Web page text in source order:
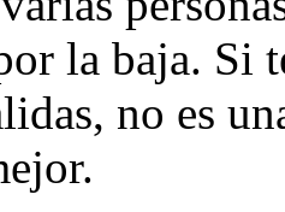
la baja. Si
no es